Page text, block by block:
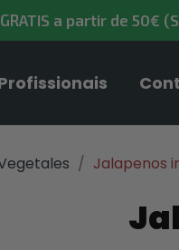
a partir de 50€
Jalapenos